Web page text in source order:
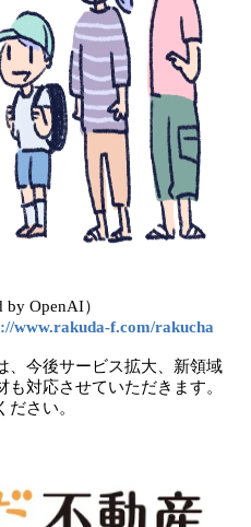
by OpenAI）
www.rakuda-f.com/rakucha
、今後サービス拡大、新領域
対応させていただきます。
さい。